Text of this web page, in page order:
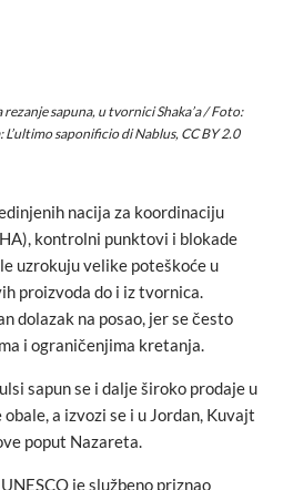
sapuna, u tvornici Shaka’a / Foto:
saponificio di Nablus, CC BY 2.0
nacija za koordinaciju
kontrolni punktovi i blokade
uzrokuju velike poteškoće u
proizvoda do i iz tvornica.
dolazak na posao, jer se često
i ograničenjima kretanja.
sapun se i dalje široko prodaje u
a izvozi se i u Jordan, Kuvajt
poput Nazareta.
je službeno priznao